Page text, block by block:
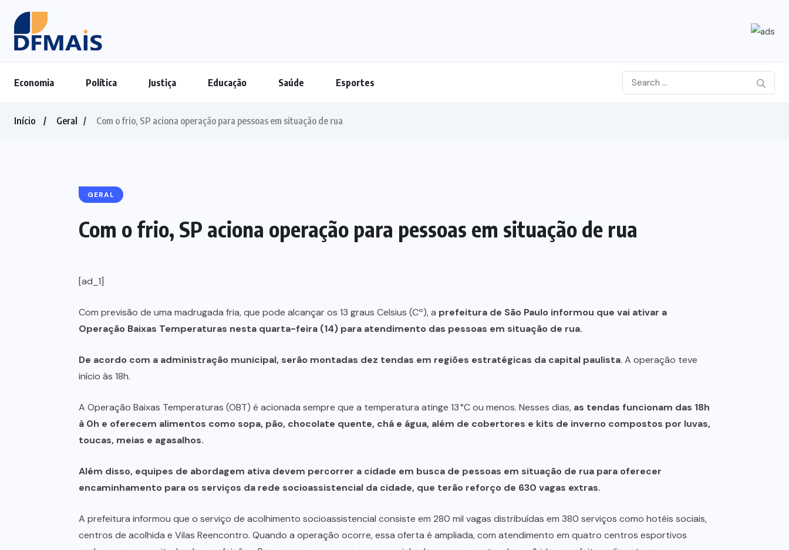
Economia Política Justiça Educação Saúde Esportes
Início Geral Com o frio, SP aciona operação para pessoas em situação de rua
GERAL
Com o frio, SP aciona operação para pessoas em situação de rua
[ad_1]
Com previsão de uma madrugada fria, que pode alcançar os 13 graus Celsius (Cº), a prefeitura de São Paulo informou que vai ativar a
Operação Baixas Temperaturas nesta quarta-feira (14) para atendimento das pessoas em situação de rua.
De acordo com a administração municipal, serão montadas dez tendas em regiões estratégicas da capital paulista. A operação teve
início às 18h.
A Operação Baixas Temperaturas (OBT) é acionada sempre que a temperatura atinge 13 °C ou menos. Nesses dias, as tendas funcionam das 18h
à 0h e oferecem alimentos como sopa, pão, chocolate quente, chá e água, além de cobertores e kits de inverno compostos por luvas,
toucas, meias e agasalhos.
Além disso, equipes de abordagem ativa devem percorrer a cidade em busca de pessoas em situação de rua para oferecer
encaminhamento para os serviços da rede socioassistencial da cidade, que terão reforço de 630 vagas extras.
A prefeitura informou que o serviço de acolhimento socioassistencial consiste em 280 mil vagas distribuídas em 380 serviços como hotéis sociais,
centros de acolhida e Vilas Reencontro. Quando a operação ocorre, essa oferta é ampliada, com atendimento em quatro centros esportivos